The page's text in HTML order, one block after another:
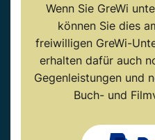
Wenn Sie GreWi
können Sie dies
freiwilligen GreWi-
erhalten dafür auch
Gegenleistungen und
Buch- und